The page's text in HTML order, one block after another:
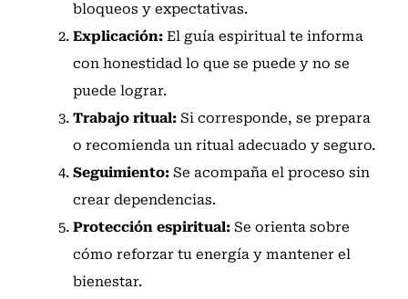
bloqueos y expectativas.
Explicación:El guía espiritual te informa
con honestidad lo que se puede y no se
puede lograr.
Trabajo ritual:Si corresponde, se prepara
o recomienda un ritual adecuado y seguro.
Seguimiento:Se acompaña el proceso sin
crear dependencias.
Protección espiritual:Se orienta sobre
cómo reforzar tu energía y mantener el
bienestar.